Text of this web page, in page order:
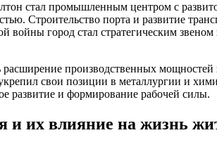
стал промышленным центром с
Строительство порта и развитие
город стал стратегическим звеном
производственных
свои позиции в металлургии и
развитие и формирование рабочей силы.
и их влияние на жизнь